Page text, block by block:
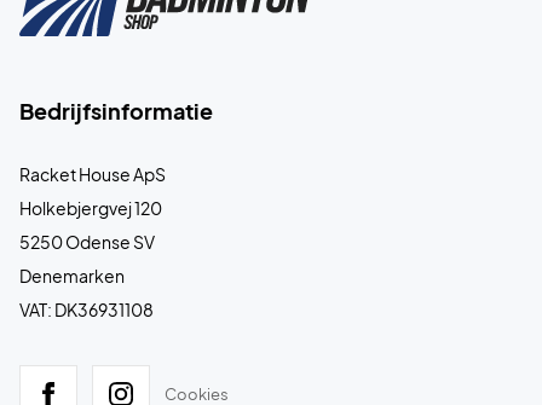
Bedrijfsinformatie
Racket House ApS
Holkebjergvej 120
5250 Odense SV
Denemarken
VAT: DK36931108
Cookies